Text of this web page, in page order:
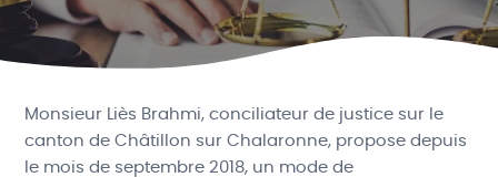
Monsieur Liès Brahmi,conciliateur de justice sur le
canton de Châtillon sur Chalaronne, propose depuis
le mois de septembre 2018, un mode de